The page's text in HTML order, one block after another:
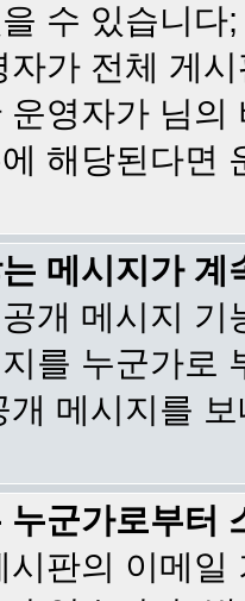
수 있습니
자가 전체 게
운영자가 님
해당된다면
메시지가 계
개 메시지
를 누군가로
메시지를
누군가로부터
시판의 이메